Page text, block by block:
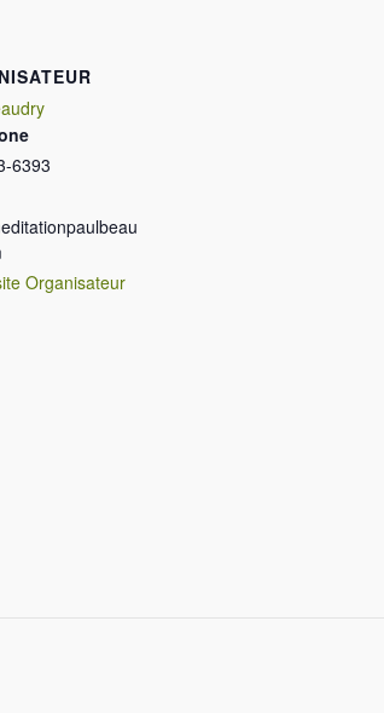
6393
Organisateur